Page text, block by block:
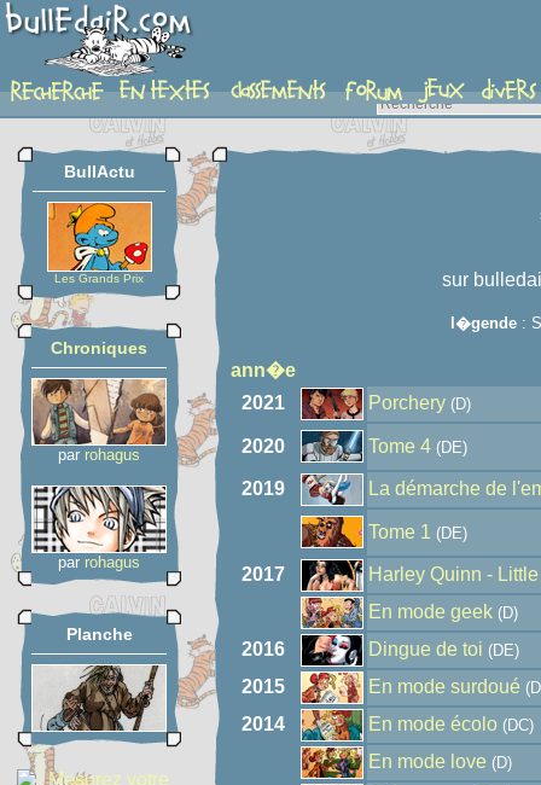
auteur
BullActu
Les Grands Prix
Chroniques
par rohagus
par rohagus
Planche
sur
l�gende:
ann�e
2021
Porchery (D)
2020 Tome 4 (DE)
2019 La démarche de
Tome 1 (DE)
2017
Harley Quinn -
En mode geek (D)
2016 Dingue de toi (DE)
2015 En mode surdoué
2014 En mode écolo (DC)
En mode love (D)